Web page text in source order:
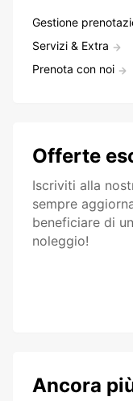
Gestione
Servizi & Extra
Prenota con noi
Offerte
Iscriviti alla
sempre
beneficiare di
noleggio!
Ancora